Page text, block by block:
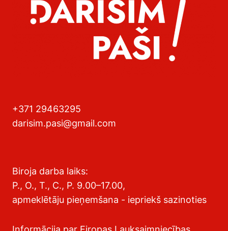
+371 29463295
darisim.pasi@gmail.com
Biroja darba laiks:
P., O., T., C., P. 9.00–17.00,
apmeklētāju pieņemšana - iepriekš sazinoties